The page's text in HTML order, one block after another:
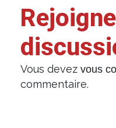
Vous devez vous
commentaire.